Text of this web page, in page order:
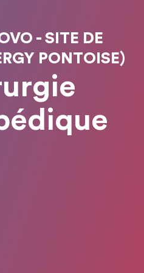
- SITE DE
PONTOISE)